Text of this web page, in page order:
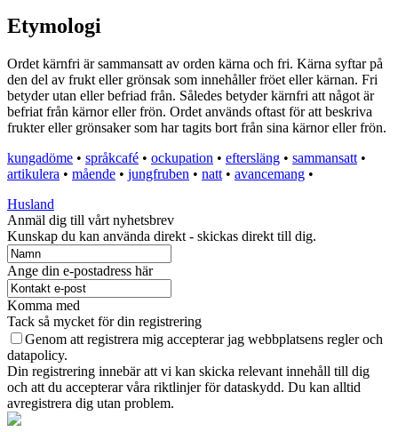
Etymologi
Ordet kärnfri är sammansatt av orden kärna och fri. Kärna syftar på
den del av frukt eller grönsak som innehåller fröet eller kärnan. Fri
betyder utan eller befriad från. Således betyder kärnfri att något är
befriat från kärnor eller frön. Ordet används oftast för att beskriva
frukter eller grönsaker som har tagits bort från sina kärnor eller frön.
kungadöme • språkcafé • ockupation • eftersläng • sammansatt •
artikulera • mående • jungfruben • natt • avancemang •
Husland
Anmäl dig till vårt nyhetsbrev
Kunskap du kan använda direkt - skickas direkt till dig.
Ange din e-postadress här
Komma med
Tack så mycket för din registrering
Genom att registrera mig accepterar jag webbplatsens regler och
datapolicy.
Din registrering innebär att vi kan skicka relevant innehåll till dig
och att du accepterar våra riktlinjer för dataskydd. Du kan alltid
avregistrera dig utan problem.